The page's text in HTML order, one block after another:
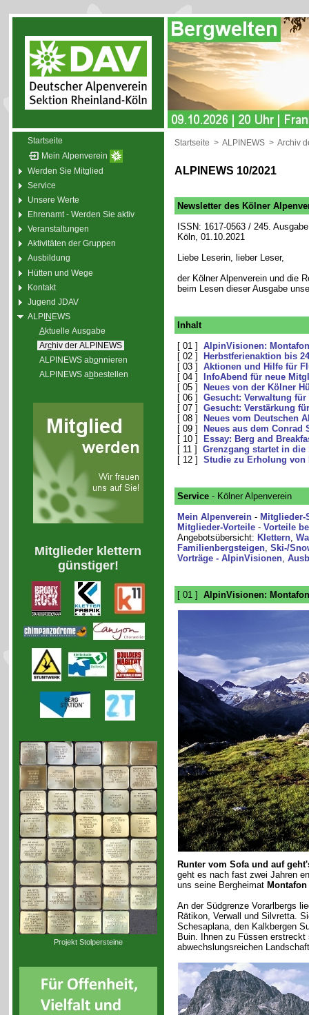
Startseite
Mein Alpenverein
Werden Sie Mitglied
Service
Unsere Werte
Ehrenamt - Werden Sie aktiv
Veranstaltungen
Aktivitäten der Gruppen
Ausbildung
Hütten und Wege
Kontakt
Jugend JDAV
ALPINEWS
Aktuelle Ausgabe
Archiv der ALPINEWS
ALPINEWS abonnieren
ALPINEWS abbestellen
Mitglieder klettern
günstiger!
Projekt Stolpersteine
Startseite > ALPINEWS > Archiv
ALPINEWS 10/2021
Newsletter des Kölner
ISSN: 1617-0563 / 245.
Köln, 01.10.2021
Liebe Leserin, lieber Leser,
der Kölner Alpenverein und die
beim Lesen dieser Ausgabe
Inhalt
[ 01 ] AlpinVisionen: Montafon
[ 02 ]
Herbstferienaktion bis
[ 03 ] Aktionen und Hilfe für
[ 04 ]
InfoAbend für neue
[ 05 ]
Neues von der Kölner
[ 06 ] Gesucht: Verwaltung
[ 07 ] Gesucht: Verstärkung
[ 08 ]
Neues vom Deutschen
[ 09 ]
Neues aus dem Conrad
[ 10 ]
Essay: Berg and
[ 11 ] Grenzgang startet in die
[ 12 ] Studie zu Erholung von
Service- Kölner Alpenverein
Mein Alpenverein- Mitglieder-
Mitglieder-Vorteile- Vorteile
Angebotsübersicht: Klettern,
Familienbergsteigen, Ski-/
Vorträge - AlpinVisionen,
[ 01 ] AlpinVisionen: Montafon
Runter vom Sofa und auf
geht es nach fast zwei Jahren
uns seine Bergheimat Montafon
An der Südgrenze Vorarlbergs
Rätikon, Verwall und Silvretta.
Schesaplana, den Kalkbergen
Buin. Ihnen zu Füssen
abwechslungsreichen